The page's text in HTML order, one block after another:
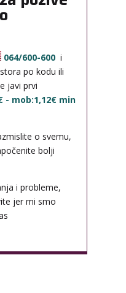
064/600-600 i
po kodu ili
javi prvi
- mob:1,12€ min
o svemu,
bolji
i probleme,
jer mi smo